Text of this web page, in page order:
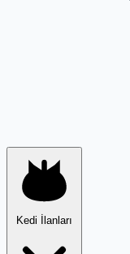
Kedi İlanları